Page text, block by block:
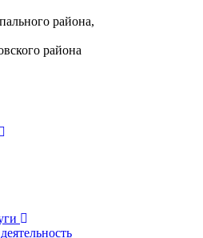
района,
района